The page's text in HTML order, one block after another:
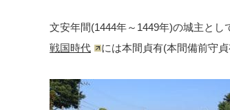
文安年間(1444年～1449年)の城主とし
戦国時代
には本間貞有(本間備前守